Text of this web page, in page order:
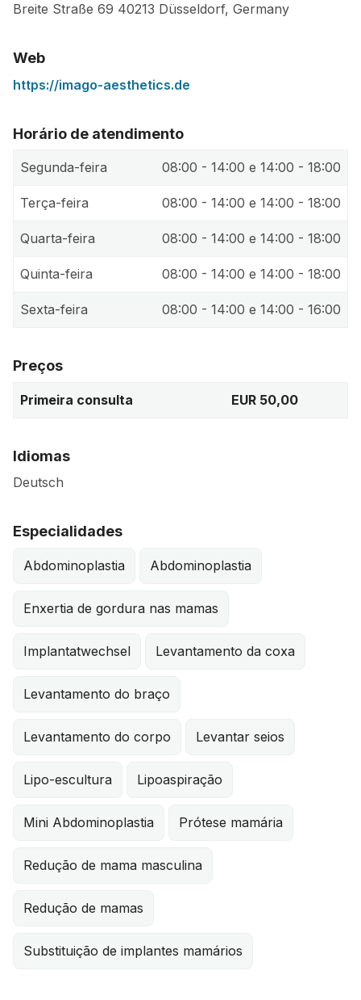
Breite Straße 69 40213 Düsseldorf, Germany
Web
https://imago-aesthetics.de
Horário de atendimento
Segunda-feira 08:00 - 14:00 e 14:00 - 18:00
Terça-feira 08:00 - 14:00 e 14:00 - 18:00
Quarta-feira 08:00 - 14:00 e 14:00 - 18:00
Quinta-feira 08:00 - 14:00 e 14:00 - 18:00
Sexta-feira 08:00 - 14:00 e 14:00 - 16:00
Preços
Primeira consulta EUR 50,00
Idiomas
Deutsch
Especialidades
Abdominoplastia Abdominoplastia
Enxertia de gordura nas mamas
Implantatwechsel Levantamento da coxa
Levantamento do braço
Levantamento do corpo Levantar seios
Lipo-escultura Lipoaspiração
Mini Abdominoplastia Prótese mamária
Redução de mama masculina
Redução de mamas
Substituição de implantes mamários